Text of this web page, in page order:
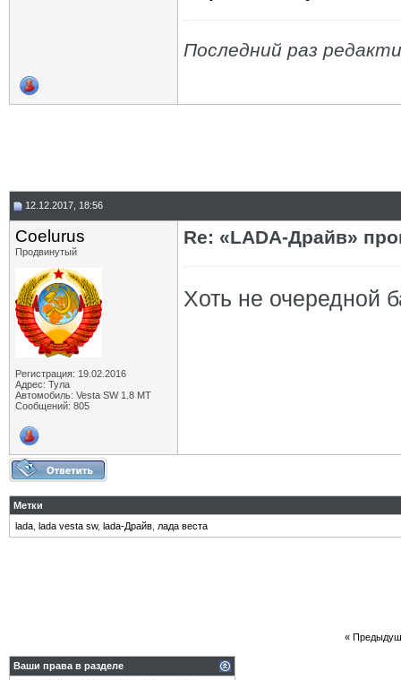
Последний раз
12.12.2017, 18:56
Coelurus
Продвинутый
Регистрация: 19.02.2016
Адрес: Тула
Автомобиль: Vesta SW 1.8 MT
Сообщений: 805
Re: «LADA-Драйв»
Хоть не очередной
Метки
lada lada vesta sw, lada-Драйв лада веста
«
Ваши права в разделе